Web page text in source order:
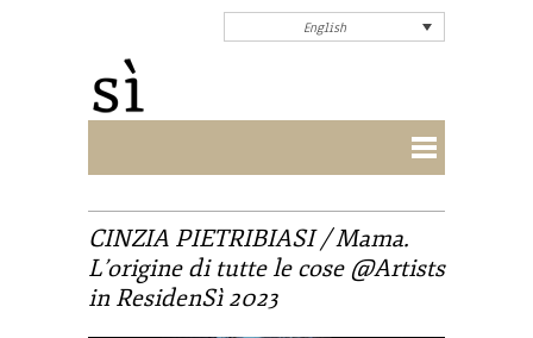
English
CINZIA PIETRIBIASI / Mama.
L’origine di tutte le cose @Artists
in ResidenSì 2023